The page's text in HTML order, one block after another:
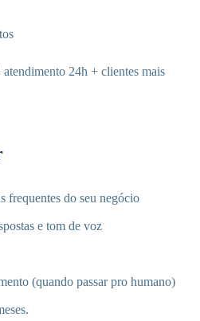
atendimento 24h + clientes mais
frequentes do seu negócio
e tom de voz
(quando passar pro humano)